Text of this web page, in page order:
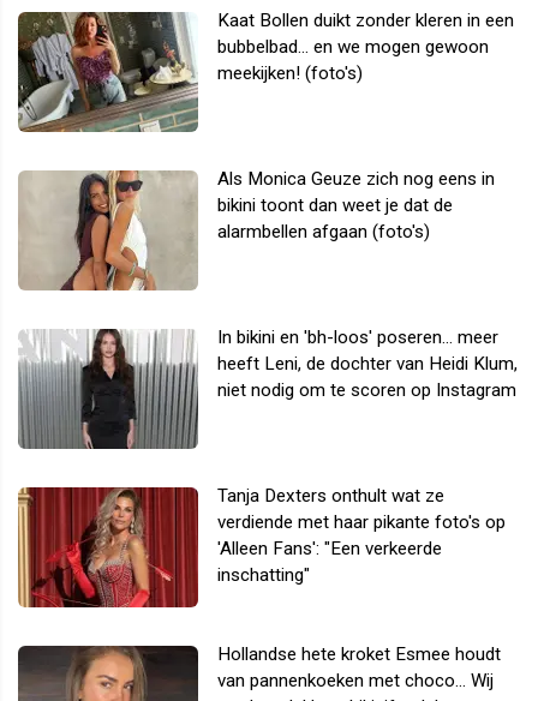
Kaat Bollen duikt zonder kleren in een
bubbelbad... en we mogen gewoon
meekijken! (foto's)
Als Monica Geuze zich nog eens in
bikini toont dan weet je dat de
alarmbellen afgaan (foto's)
In bikini en 'bh-loos' poseren... meer
heeft Leni, de dochter van Heidi Klum,
niet nodig om te scoren op Instagram
Tanja Dexters onthult wat ze
verdiende met haar pikante foto's op
'Alleen Fans': "Een verkeerde
inschatting"
Hollandse hete kroket Esmee houdt
van pannenkoeken met choco... Wij